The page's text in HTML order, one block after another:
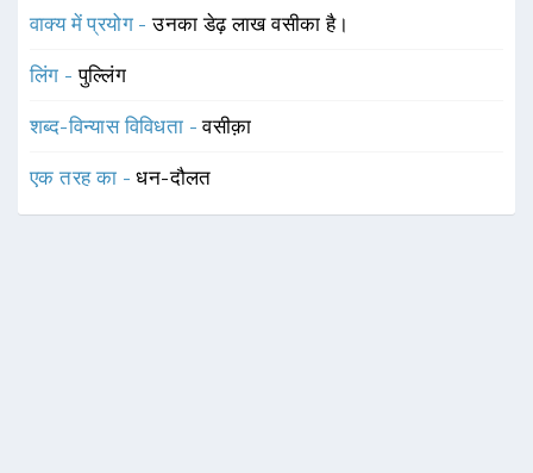
वाक्य में प्रयोग -उनका डेढ़ लाख वसीका है।
लिंग -पुल्लिंग
शब्द-विन्यास विविधता -वसीक़ा
एक तरह का -धन-दौलत